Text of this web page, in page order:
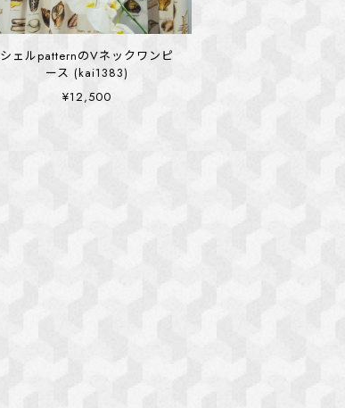
シェルpatternのVネックワンピ
ース (kai1383)
¥12,500